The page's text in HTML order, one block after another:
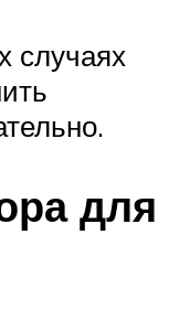
случаях
для